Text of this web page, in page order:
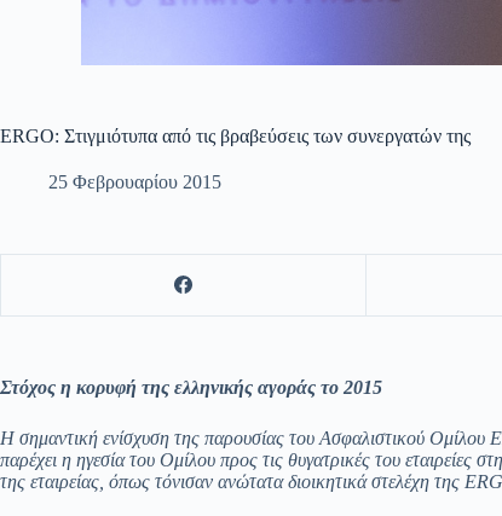
ERGO: Στιγμιότυπα από τις βραβεύσεις των συνεργατών της
25 Φεβρουαρίου 2015
Στόχος η κορυφή της ελληνικής αγοράς το 2015
Η σημαντική ενίσχυση της παρουσίας του Ασφαλιστικού
παρέχει η ηγεσία του Ομίλου προς τις θυγατρικές του εταιρείες
της εταιρείας, όπως τόνισαν ανώτατα διοικητικά στελέχη της